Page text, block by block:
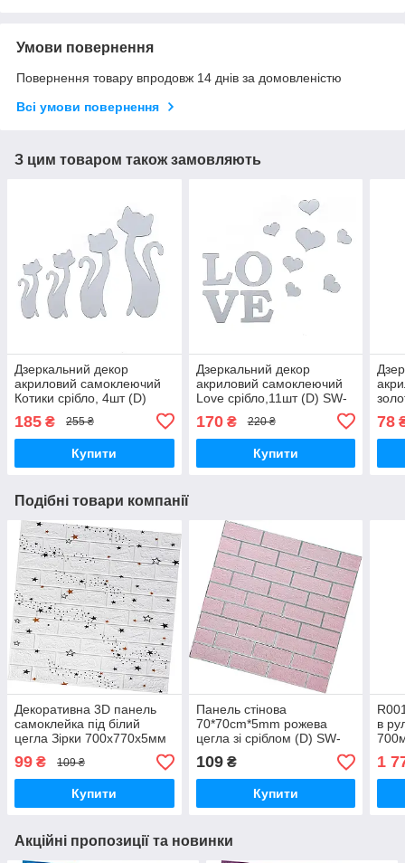
Умови повернення
Повернення товару впродовж 14 днів за домовленістю
Всі умови повернення
З цим товаром також замовляють
Дзеркальний декор
акриловий самоклеючий
Котики срібло, 4шт (D)
185 ₴ 255 ₴
Купити
Дзеркальний декор
акриловий самоклеючий
Love срібло,11шт (D) SW-
170₴ 220 ₴
Купити
78
Подібні товари компанії
Декоративна 3D панель
самоклейка під білий
цегла Зірки 700х770х5мм
(021) SW-00000086
99 ₴ 109 ₴
Купити
Панель стінова
70*70cm*5mm рожева
цегла зі сріблом (D) SW-
00001501
109₴
Купити
в
1
Акційні пропозиції та новинки